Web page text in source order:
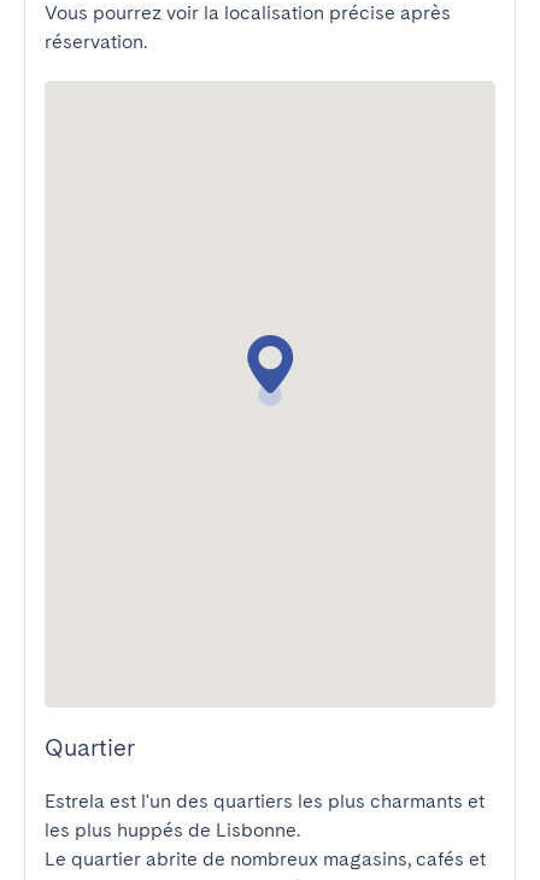
Vous pourrez voir la localisation précise après
réservation.
Quartier
Estrela est l'un des quartiers les plus charmants et
les plus huppés de Lisbonne.
Le quartier abrite de nombreux magasins, cafés et